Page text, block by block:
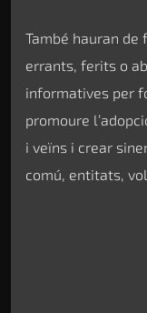
També hauran
errants, ferits o
informatives per
promoure
i veïns i crear
comú, entitats,